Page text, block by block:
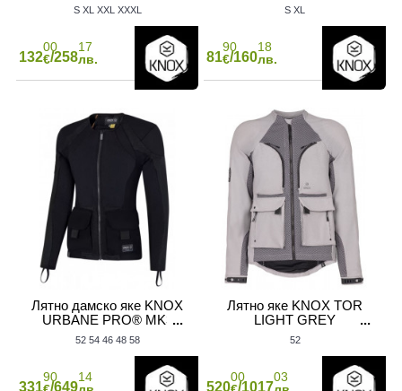
S XL XXL XXXL
132
00
€/258
17
лв.
S XL
81
90
€/160
18
лв.
Лятно дамско яке KNOX
URBANE PRO® MK3
BLACK
52 54 46 48 58
331
90
/649
14
Лятно яке KNOX TOR
LIGHT GREY
52
520
00
/1017
03